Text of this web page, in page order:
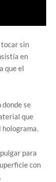
tocar sin
en
que el
se
que
holograma.
para
con